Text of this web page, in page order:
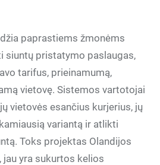
paprastiems žmonėms
siuntų pristatymo paslaugas,
tarifus, prieinamumą,
vietovę. Sistemos vartotojai
vietovės esančius kurjerius, jų
variantą ir atlikti
Toks projektas Olandijos
yra sukurtos kelios